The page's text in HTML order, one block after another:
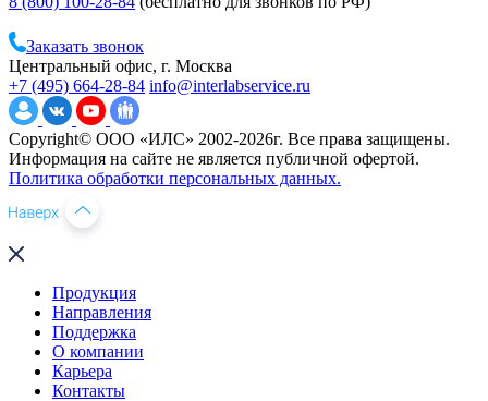
Заказать звонок
Центральный офис, г. Москва
+7 (495) 664-28-84 info@interlabservice.ru
Copyright© ООО «ИЛС» 2002-2026г. Все права защищены.
Информация на сайте не является публичной офертой.
Политика обработки персональных данных.
Продукция
Направления
Поддержка
О компании
Карьера
Контакты